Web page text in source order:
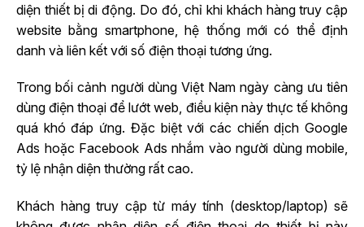
diện thiết bị di động. Do đó, chỉ khi khách hàng truy cập
website bằng smartphone, hệ thống mới có thể định
danh và liên kết với số điện thoại tương ứng.
Trong bối cảnh người dùng Việt Nam ngày càng ưu tiên
dùng điện thoại để lướt web, điều kiện này thực tế không
quá khó đáp ứng. Đặc biệt với các chiến dịch Google
Ads hoặc Facebook Ads nhắm vào người dùng mobile,
tỷ lệ nhận diện thường rất cao.
Khách hàng truy cập từ máy tính (desktop/laptop) sẽ